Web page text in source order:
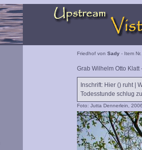
Friedhof von Sady - Item
Grab Wilhelm Otto Klatt
Inschrift: Hier () ruht |
Todesstunde schlug
Foto: Jutta Dennerlein,